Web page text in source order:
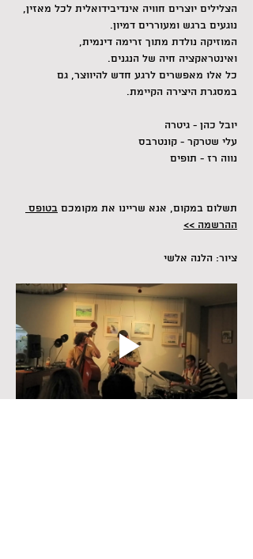
הצלילים יוצרים חוויה אינדיבידואלית לכל מאזין,
נוגעים ברגש ומעוררים דמיון.
המוזיקה נולדת מתוך זרימה דינמית,
ואינטראקציה חיה של הנגנים.
כל אלו מאפשרים לרגע חדש להיווצר, גם
במסגרת היצירה הקיימת.
יובל כהן - גיטרה
עלי שטרקר - קונטרבס
נווה רז - תופים
תשלום במקום, אנא שריינו את מקומכם בטופס
ההרשמה >>
ציור: הלנה אלשי